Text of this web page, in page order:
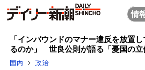
情
「インバウンドのマナー違反を放置
るのか」 世良公則が語る「憂国の立
国内 政治